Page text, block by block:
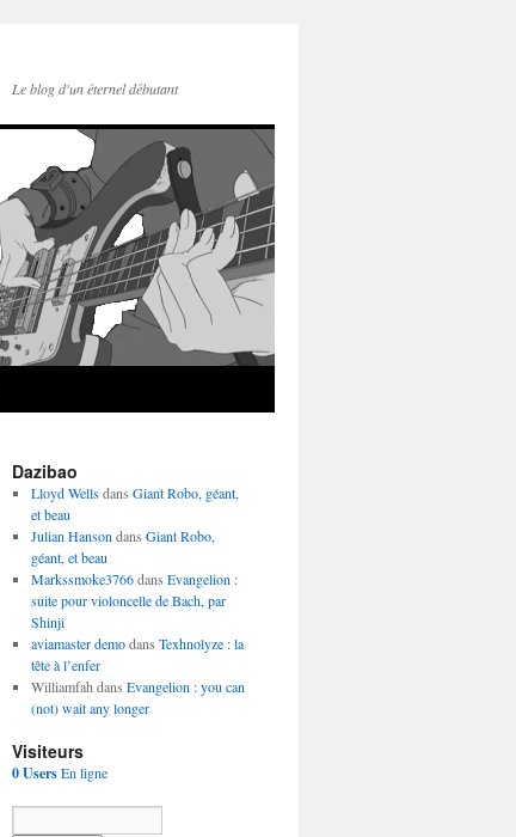
Le blog d'un éternel débutant
Dazibao
Lloyd Wellsdans Giant Robo, géant,
et beau
Julian Hanson dans Giant Robo,
géant, et beau
Markssmoke3766dans Evangelion :
suite pour violoncelle de Bach, par
Shinji
aviamaster demodans Texhnolyze : la
tête à l’enfer
Williamfah dans Evangelion : you can
(not) wait any longer
Visiteurs
0 UsersEn ligne